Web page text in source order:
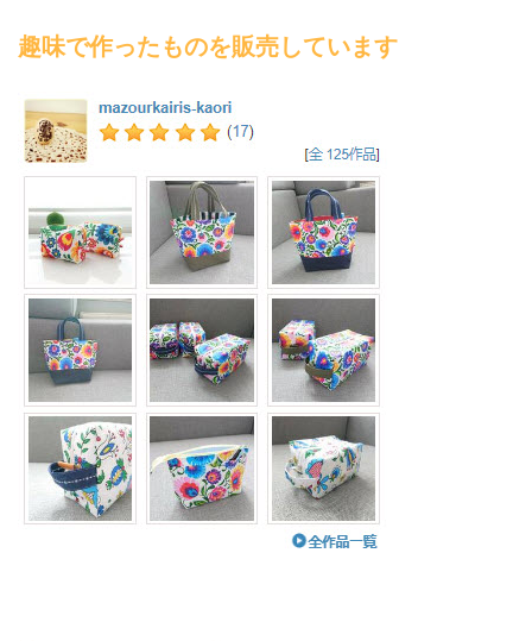
趣味で作ったものを販売しています